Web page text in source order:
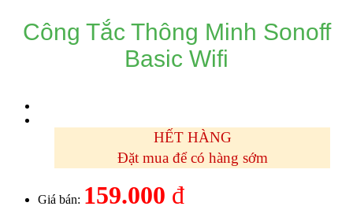
Công Tắc Thông Minh Sonoff
Basic Wifi
HẾT HÀNG
Đặt mua để có hàng sớm
Giá bán: 159.000 đ